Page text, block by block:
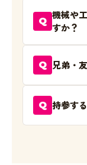
Q
機械や
すか？
Q 兄弟・
Q 持参す